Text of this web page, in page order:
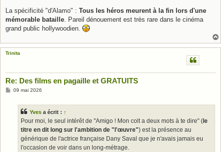
La spécificité "d'Alamo" : Tous les héros meurent à la fin lors d'une
mémorable bataille . Pareil dénouement est très rare dans le cinéma
grand public hollywoodien.
Trinita
Re: Des films en pagaille et GRATUITS
M09 mai 2026
Yves a écrit : ↑
Pour moi, le seul intérêt de "Amigo ! Mon colt a deux mots à te dire" ( le
titre en dit long sur l'ambition de "l'œuvre") est la présence au
générique de l'actrice française Dany Saval que je n'avais jamais eu
l'occasion de voir dans un long-métrage.